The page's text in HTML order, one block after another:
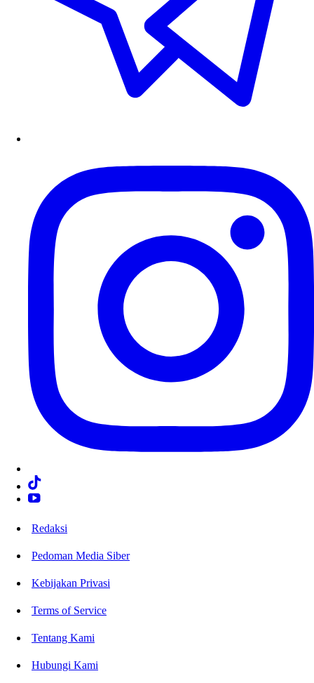
Redaksi
Pedoman Media Siber
Kebijakan Privasi
Terms of Service
Tentang Kami
Hubungi Kami